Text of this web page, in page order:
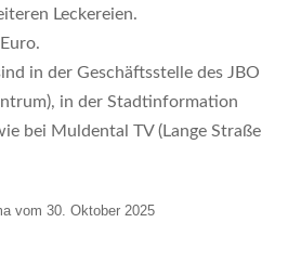
Leckereien.
in der Geschäftsstelle des JBO
in der Stadtinformation
bei Muldental TV (Lange Straße
vom 30. Oktober 2025